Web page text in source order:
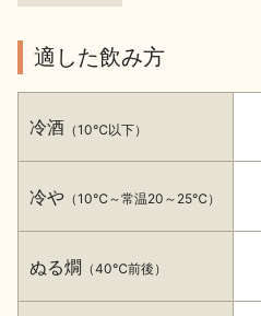
地酒・イベント情報
イベント情報TOP
適した飲み方
冷酒 （10℃以下）
冷や （10℃～常温20～25℃）
ぬる燗 （40℃前後）